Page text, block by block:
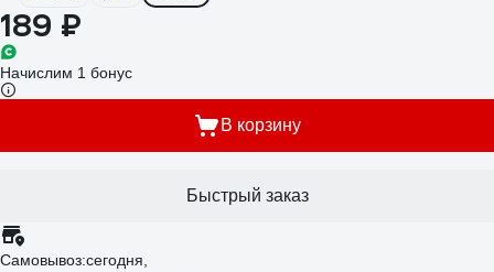
189 ₽
Начислим 1 бонус
В корзину
Быстрый заказ
Самовывоз:сегодня,